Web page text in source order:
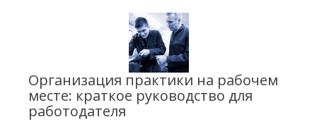
Организация практики на рабочем
месте: краткое руководство для
работодателя